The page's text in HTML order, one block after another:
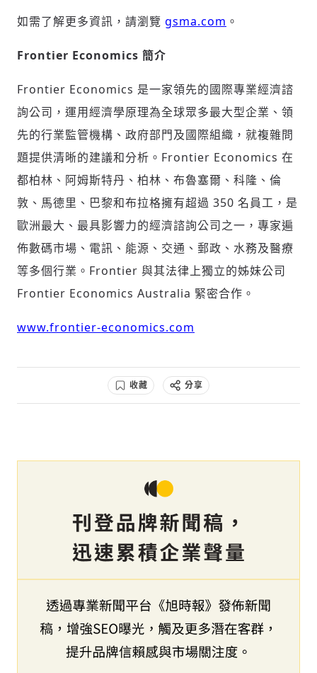
如需了解更多資訊，請瀏覽 gsma.com 。
Frontier Economics 簡介
Frontier Economics 是一家領先的國際專業經濟諮
詢公司，運用經濟學原理為全球眾多最大型企業、領
先的行業監管機構、政府部門及國際組織，就複雜問
題提供清晰的建議和分析。Frontier Economics 在
都柏林、阿姆斯特丹、柏林、布魯塞爾、科隆、倫
敦、馬德里、巴黎和布拉格擁有超過 350 名員工，是
歐洲最大、最具影響力的經濟諮詢公司之一，專家遍
佈數碼市場、電訊、能源、交通、郵政、水務及醫療
等多個行業。Frontier 與其法律上獨立的姊妹公司
Frontier Economics Australia 緊密合作。
www.frontier-economics.com
收藏 分享